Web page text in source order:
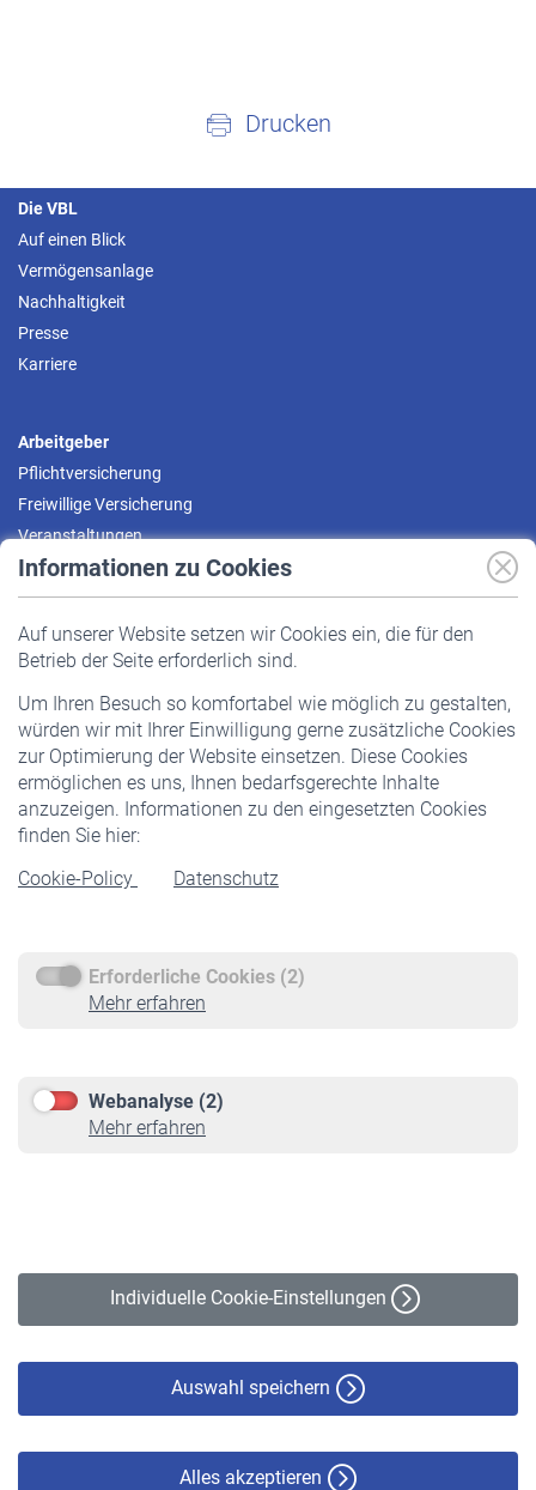
Informationen zu Cookies
Auf unserer Website setzen wir Cookies ein, die für den
Betrieb der Seite erforderlich sind.
Um Ihren Besuch so komfortabel wie möglich zu gestalten,
würden wir mit Ihrer Einwilligung gerne zusätzliche Cookies
zur Optimierung der Website einsetzen. Diese Cookies
ermöglichen es uns, Ihnen bedarfsgerechte Inhalte
anzuzeigen. Informationen zu den eingesetzten Cookies
finden Sie hier:
Cookie-Policy
Datenschutz
Erforderliche Cookies (2)
Mehr erfahren
Webanalyse (2)
Mehr erfahren
Individuelle Cookie-Einstellungen
Auswahl speichern
Alles akzeptieren
Drucken
Die VBL
Auf einen Blick
Vermögensanlage
Nachhaltigkeit
Presse
Karriere
Arbeitgeber
Pflichtversicherung
Freiwillige Versicherung
Veranstaltungen
Pflichtversicherung
Staatliche Förderung
Veranstaltungen
Rentner
Rentenbeginn
Rente beantragen
Service
Informationen
Online-Rechner
VBLnewsletter
Erklärung zur Barrierefreiheit